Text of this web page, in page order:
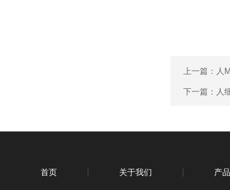
上一篇： 人
下一篇： 人
首页 关于我们 产